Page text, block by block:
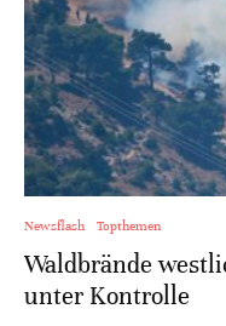
Newsflash Topthemen
Waldbrände
unter Kontrolle